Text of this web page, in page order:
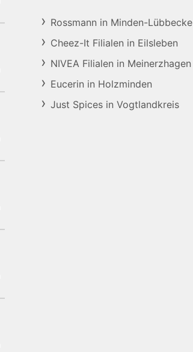
Rossmann in Minden-Lübbecke
Cheez-It Filialen in Eilsleben
NIVEA Filialen in Meinerzhagen
Eucerin in Holzminden
Just Spices in Vogtlandkreis